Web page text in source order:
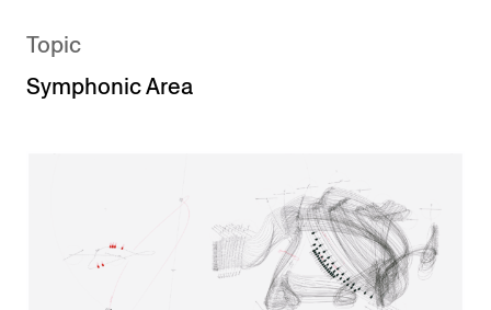
Topic
Symphonic Area